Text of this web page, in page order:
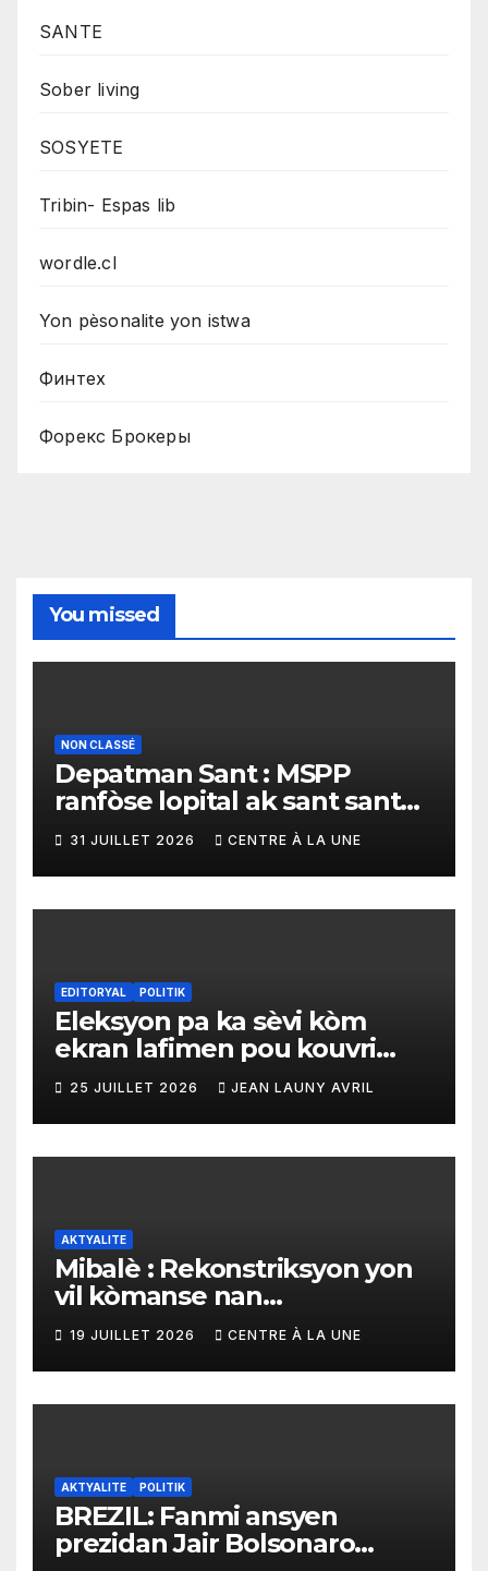
SANTE
Sober living
SOSYETE
Tribin- Espas lib
wordle.cl
Yon pèsonalite yon istwa
Финтех
Форекс Брокеры
You missed
NON CLASSÉ
Depatman Sant : MSPP
ranfòse lopital ak sant sante
yo ak yon enpòtan kagezon
materyèl medikal
31 JUILLET 2026 CENTRE À LA UNE
EDITORYAL POLITIK
Eleksyon pa ka sèvi kòm
ekran lafimen pou kouvri
echèk tranzisyon an
25 JUILLET 2026 JEAN LAUNY AVRIL
AKTYALITE
Mibalè : Rekonstriksyon yon
vil kòmanse nan
rekonstriksyon lespri moun
yo
19 JUILLET 2026 CENTRE À LA UNE
AKTYALITE POLITIK
BREZIL: Fanmi ansyen
prezidan Jair Bolsonaro